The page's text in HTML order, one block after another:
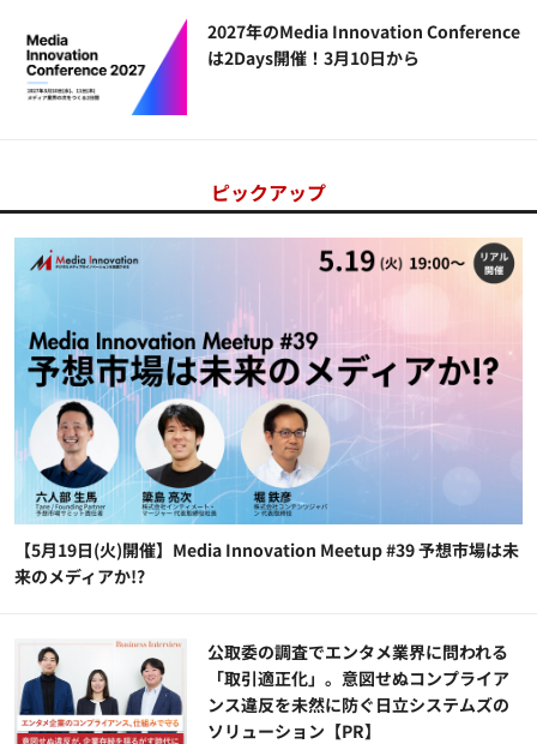
2027年のMedia Innovation Conference
は2Days開催！3月10日から
ピックアップ
【5月19日(火)開催】Media Innovation Meetup #39 予想市場は未
来のメディアか!?
公​​取委の調査でエンタメ業界に問われる
「取引適正化」。意図せぬコンプライア
ンス違反を未然に防ぐ日立システムズの
ソリューション​【PR】